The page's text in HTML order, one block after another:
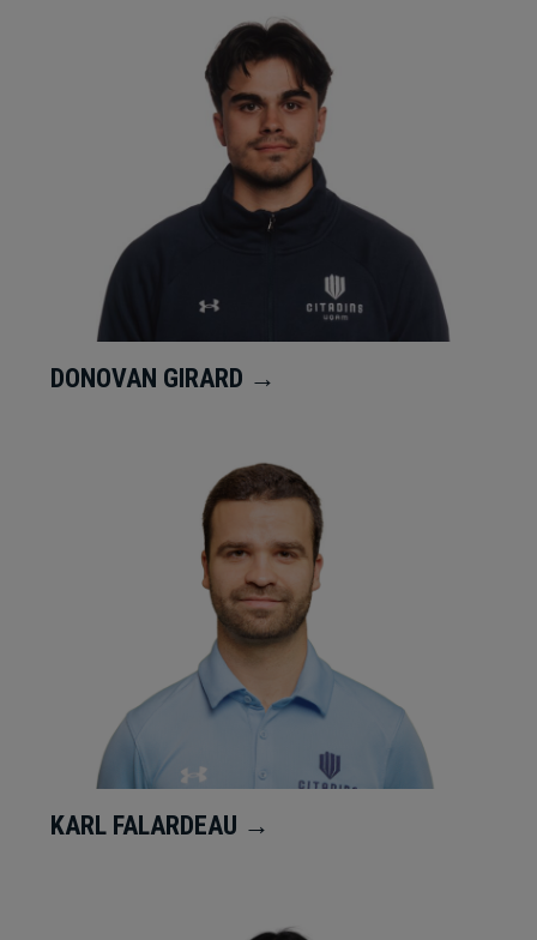
DONOVAN GIRARD →
KARL FALARDEAU →